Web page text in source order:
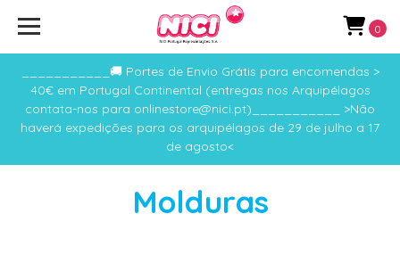
___________🚚 Portes de Envio Grátis para encomendas >
40€ em Portugal Continental (entregas nos Arquipélagos
contata-nos para onlinestore@nici.pt)___________ >Não
haverá expedições para os arquipélagos de 29 de julho a 17
de agosto<
0
Molduras